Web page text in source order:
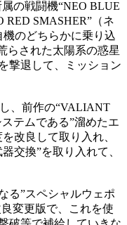
の戦闘機“NEO BLUE
RED SMASHER”（ネ
のどちらかに乗り込
らされた太陽系の惑星
撃退して、ミッション
、前作の“VALIANT
テムである”溜めたエ
改良して取り入れ、
交換”を取り入れて、
る”スペシャルウェポ
変更版で、これを使